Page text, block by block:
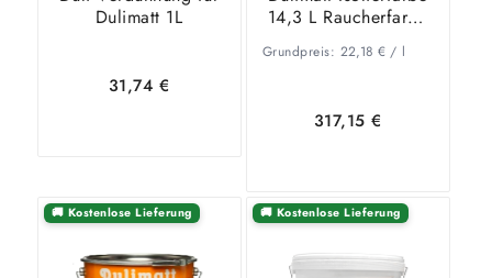
Dulimatt 1L
31,74 €
14,3 L Raucherfarbe
Nikotinfarben
Grundpreis: 22,18 €/ l
317,15€
🚚 Kostenlose Lieferung 🚚 Kostenlose Lieferung